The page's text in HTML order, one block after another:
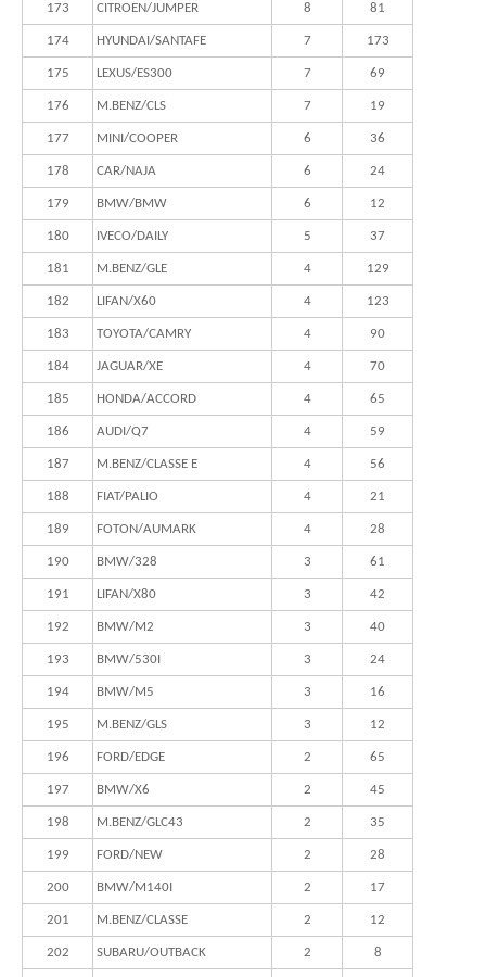
173 CITROEN/JUMPER 8 81
174 HYUNDAI/SANTAFE 7 173
175 LEXUS/ES300 7 69
176 M.BENZ/CLS 7 19
177 MINI/COOPER 6 36
178 CAR/NAJA 6 24
179 BMW/BMW 6 12
180 IVECO/DAILY 5 37
181 M.BENZ/GLE 4 129
182 LIFAN/X60 4 123
183 TOYOTA/CAMRY 4 90
184 JAGUAR/XE 4 70
185 HONDA/ACCORD 4 65
186 AUDI/Q7 4 59
187 M.BENZ/CLASSE E 4 56
188 FIAT/PALIO 4 21
189 FOTON/AUMARK 4 28
190 BMW/328 3 61
191 LIFAN/X80 3 42
192 BMW/M2 3 40
193 BMW/530I 3 24
194 BMW/M5 3 16
195 M.BENZ/GLS 3 12
196 FORD/EDGE 2 65
197 BMW/X6 2 45
198 M.BENZ/GLC43 2 35
199 FORD/NEW 2 28
200 BMW/M140I 2 17
201 M.BENZ/CLASSE 2 12
202 SUBARU/OUTBACK 2 8